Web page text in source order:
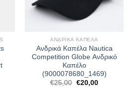
ΑΝΔΡΙΚΆ ΚΑΠΈΛΑ
Ανδρικά Καπέλα Nautica
Competition Globe Ανδρικό
Καπέλο
(9000078680_1469)
€25,00 Original
€20,00Η